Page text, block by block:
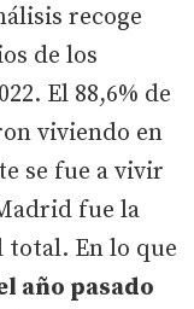
recoge
de los
El 88,6% de
viviendo en
se fue a vivir
fue la
total. En lo que
año pasado